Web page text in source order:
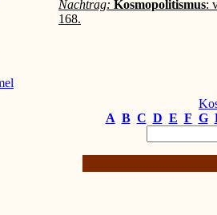
Nachtrag: Kosmopolitismus:
168.
A B C D E F G